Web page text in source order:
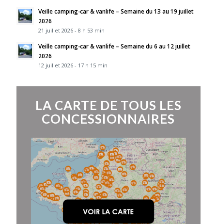
Veille camping-car & vanlife – Semaine du 13 au 19 juillet
2026
21 juillet 2026 - 8 h 53 min
Veille camping-car & vanlife – Semaine du 6 au 12 juillet
2026
12 juillet 2026 - 17 h 15 min
LA CARTE DE TOUS LES
CONCESSIONNAIRES